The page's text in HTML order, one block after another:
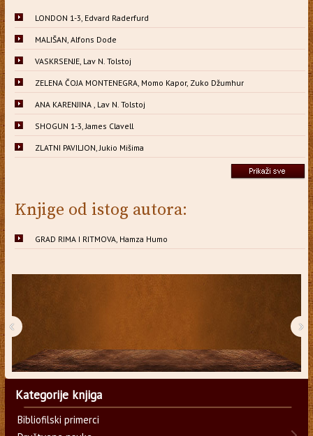
LONDON 1-3, Edvard Raderfurd
MALIŠAN, Alfons Dode
VASKRSENJE, Lav N. Tolstoj
ZELENA ČOJA MONTENEGRA, Momo Kapor, Zuko Džumhur
ANA KARENJINA , Lav N. Tolstoj
SHOGUN 1-3, James Clavell
ZLATNI PAVILJON, Jukio Mišima
Knjige od istog autora:
GRAD RIMA I RITMOVA, Hamza Humo
‹ ›
Kategorije knjiga
Bibliofilski primerci